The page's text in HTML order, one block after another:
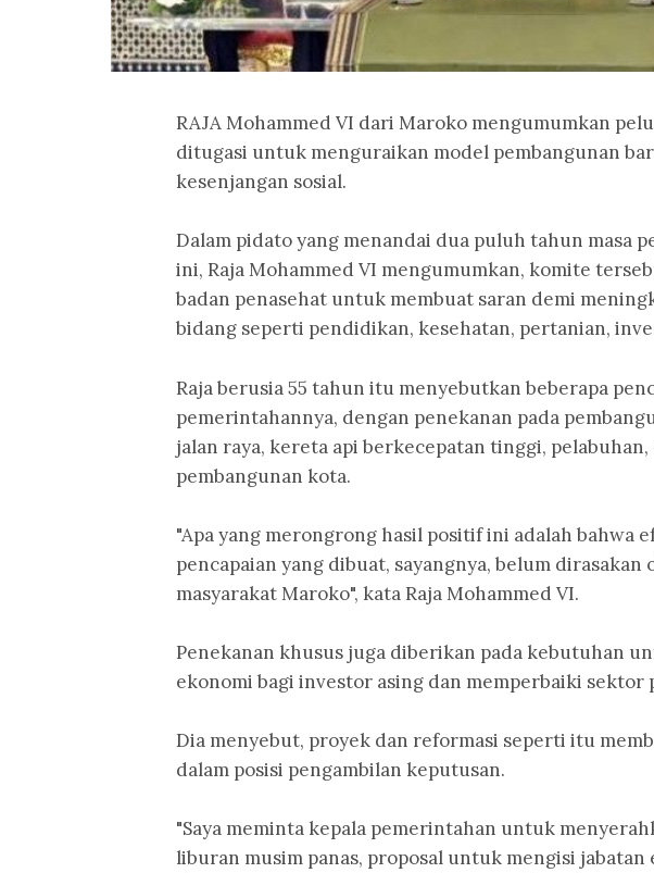
RAJA Mohammed VI dari Maroko mengumumkan
ditugasi untuk menguraikan model pembangunan
kesenjangan sosial.
Dalam pidato yang menandai dua puluh tahun masa
ini, Raja Mohammed VI mengumumkan, komite
badan penasehat untuk membuat saran demi
bidang seperti pendidikan, kesehatan, pertanian,
Raja berusia 55 tahun itu menyebutkan beberapa
pemerintahannya, dengan penekanan pada
jalan raya, kereta api berkecepatan tinggi,
pembangunan kota.
"Apa yang merongrong hasil positif ini adalah bahwa
pencapaian yang dibuat, sayangnya, belum dirasakan
masyarakat Maroko", kata Raja Mohammed VI.
Penekanan khusus juga diberikan pada kebutuhan
ekonomi bagi investor asing dan memperbaiki sektor
Dia menyebut, proyek dan reformasi seperti itu
dalam posisi pengambilan keputusan.
"Saya meminta kepala pemerintahan untuk
liburan musim panas, proposal untuk mengisi